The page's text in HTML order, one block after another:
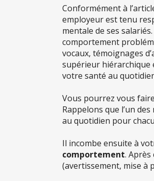
Conformément à
employeur est tenu
mentale de ses
comportement
vocaux, témoignages
supérieur hiérarchique
votre santé au
Vous pourrez vous
Rappelons que l’un
au quotidien pour
Il incombe ensuite à
comportement.
(avertissement, mise à